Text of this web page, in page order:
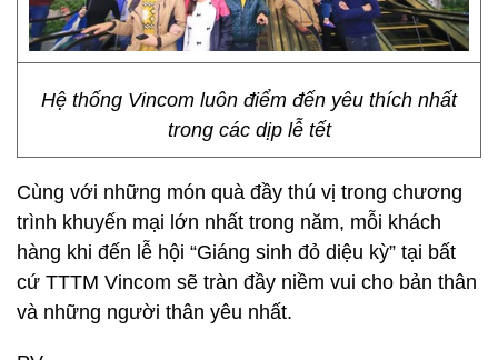
Hệ thống Vincom luôn điểm đến yêu thích nhất
trong các dịp lễ tết
Cùng với những món quà đầy thú vị trong chương
trình khuyến mại lớn nhất trong năm, mỗi khách
hàng khi đến lễ hội “Giáng sinh đỏ diệu kỳ” tại bất
cứ TTTM Vincom sẽ tràn đầy niềm vui cho bản thân
và những người thân yêu nhất.